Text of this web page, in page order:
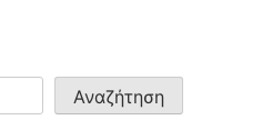
Αναζήτηση